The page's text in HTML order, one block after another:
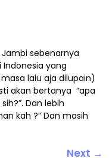
Jambi sebenarnya
yang
lalu aja dilupain)
akan bertanya “apa
Dan lebih
kah ?” Dan masih
Next →